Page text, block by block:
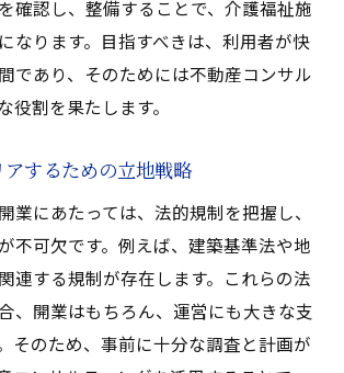
業成功の秘訣は不動産コンサルティ
性に
門家によるチームアプローチの利
ンサルティングが与える信頼性
選定におけるリスクとその軽減策
の運営サポートによる長期的成功
性を考慮した独自の戦略立案
コンサルティングの最新技術活用法
サルティングで確実な介護施設開業
確認し、整備することで、介護福祉施
なります。目指すべきは、利用者が快
であり、そのためには不動産コンサル
役割を果たします。
するための立地戦略
業にあたっては、法的規制を把握し、
不可欠です。例えば、建築基準法や地
連する規制が存在します。これらの法
、開業はもちろん、運営にも大きな支
そのため、事前に十分な調査と計画が